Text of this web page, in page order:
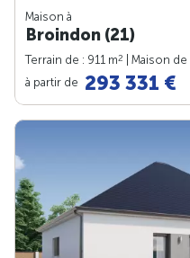
Maison à
Broindon (21)
Terrain de : 911 m2 | Maison
à partir de 293 331 €